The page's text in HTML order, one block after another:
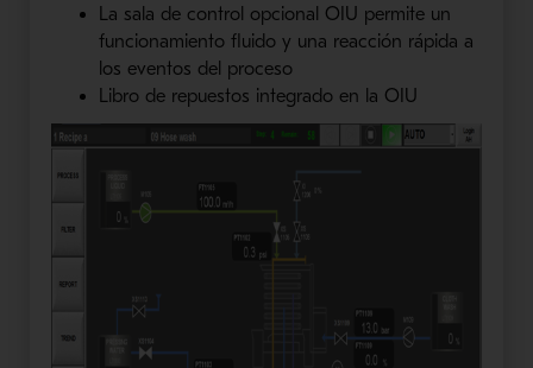
La sala de control opcional OIU permite un
funcionamiento fluido y una reacción rápida a
los eventos del proceso
Libro de repuestos integrado en la OIU